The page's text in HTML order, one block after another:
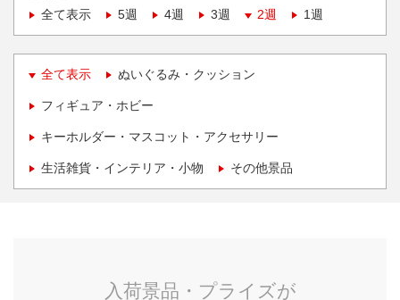
全て表示
5週 4週 3週 2週 1週
全て表示 ぬいぐるみ・クッション
フィギュア・ホビー
キーホルダー・マスコット・アクセサリー
生活雑貨・インテリア・小物 その他景品